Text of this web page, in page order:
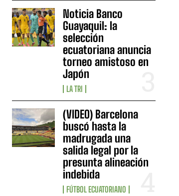
Noticia Banco
Guayaquil: la
selección
ecuatoriana anuncia
torneo amistoso en
Japón
LA TRI
(VIDEO) Barcelona
buscó hasta la
madrugada una
salida legal por la
presunta alineación
indebida
FÚTBOL ECUATORIANO